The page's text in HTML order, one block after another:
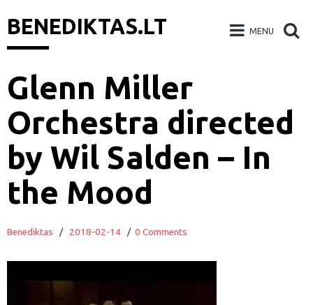
BENEDIKTAS.LT MENU
Skip
to
content
Glenn Miller
Orchestra directed
by Wil Salden – In
the Mood
Benediktas / 2018-02-14 / 0 Comments